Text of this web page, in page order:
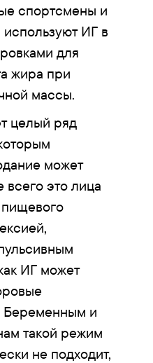
спортсмены и
ИГ в
для
жира при
массы.
целый ряд
может
это лица
ИГ может
Беременным и
такой режим
не подходит,